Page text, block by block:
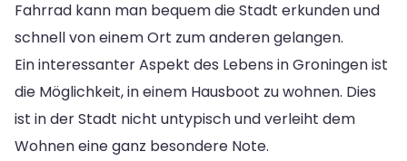
Fahrrad kann man bequem die Stadt erkunden und
schnell von einem Ort zum anderen gelangen.
Ein interessanter Aspekt des Lebens in Groningen ist
die Möglichkeit, in einem Hausboot zu wohnen. Dies
ist in der Stadt nicht untypisch und verleiht dem
Wohnen eine ganz besondere Note.